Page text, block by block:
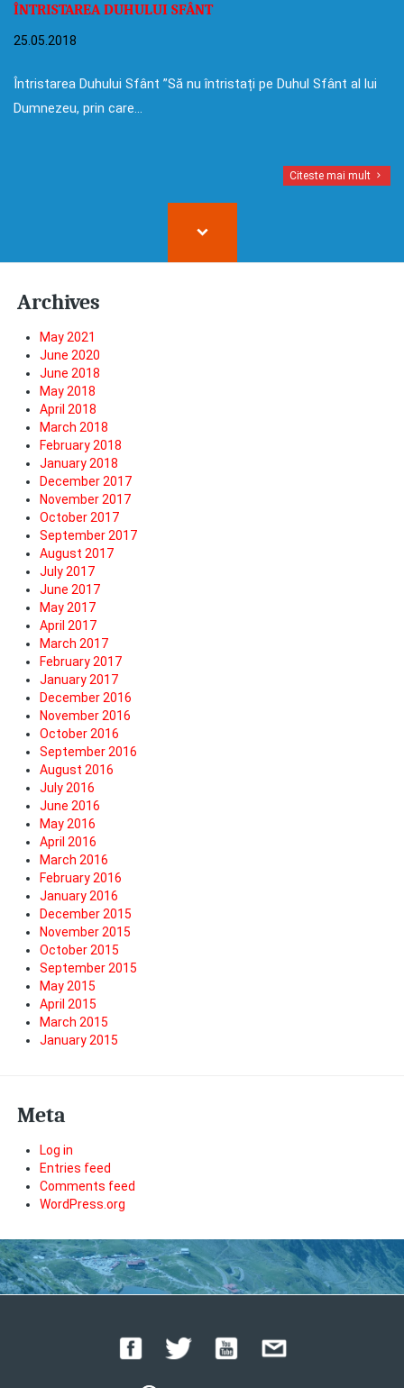
ÎNTRISTAREA DUHULUI SFÂNT
25.05.2018
Întristarea Duhului Sfânt ”Să nu întristați pe Duhul Sfânt al lui
Dumnezeu, prin care…
Citeste mai mult
Archives
May 2021
June 2020
June 2018
May 2018
April 2018
March 2018
February 2018
January 2018
December 2017
November 2017
October 2017
September 2017
August 2017
July 2017
June 2017
May 2017
April 2017
March 2017
February 2017
January 2017
December 2016
November 2016
October 2016
September 2016
August 2016
July 2016
June 2016
May 2016
April 2016
March 2016
February 2016
January 2016
December 2015
November 2015
October 2015
September 2015
May 2015
April 2015
March 2015
January 2015
Meta
Log in
Entries feed
Comments feed
WordPress.org